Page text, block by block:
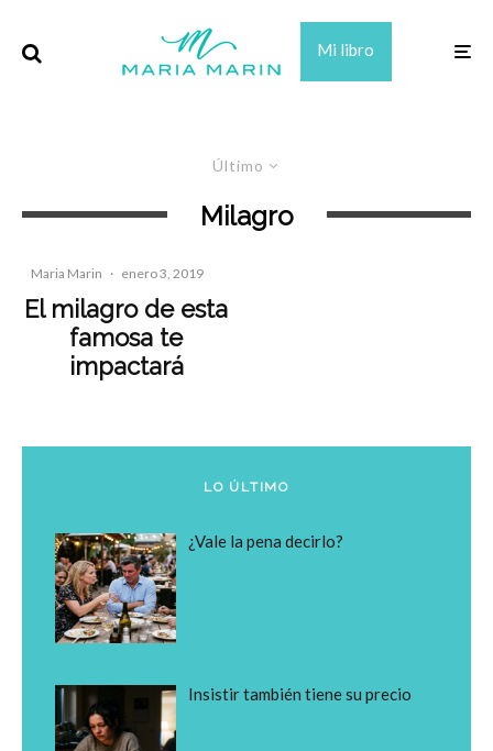
Mi libro
Último
Milagro
Maria Marin · enero 3, 2019
El milagro de esta
famosa te
impactará
LO ÚLTIMO
¿Vale la pena decirlo?
Insistir también tiene su precio